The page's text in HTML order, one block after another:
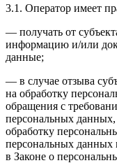
3.1. Оператор имеет
— получать от
информацию и/или
данные;
— в случае отзыва
на обработку
обращения с
персональных
обработку
персональных данных
в Законе о